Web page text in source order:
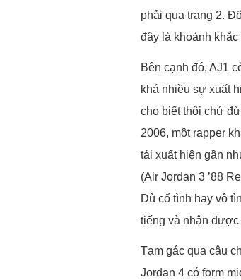
phải qua trang 2.
đây là khoảnh
Bên cạnh đó, AJ1
khá nhiều sự xuất
cho biết thôi chứ
2006, một rapper
tái xuất hiện gần
(Air Jordan 3 ’88
Dù cố tình hay vô
tiếng và nhận
Tạm gác qua câu
Jordan 4 có form